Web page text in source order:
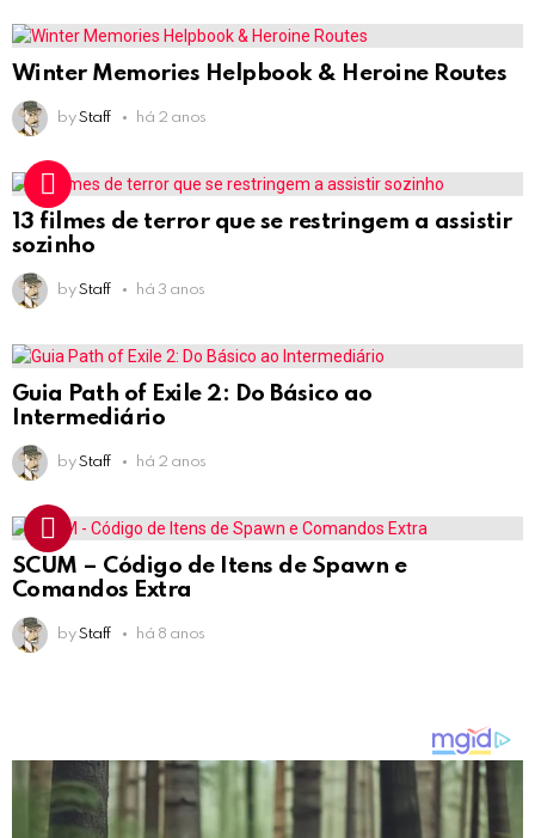
Winter Memories Helpbook & Heroine Routes
by Staff há 2 anos
13 filmes de terror que se restringem a assistir
sozinho
by Staff há 3 anos
Guia Path of Exile 2: Do Básico ao
Intermediário
by Staff há 2 anos
SCUM – Código de Itens de Spawn e
Comandos Extra
by Staff há 8 anos